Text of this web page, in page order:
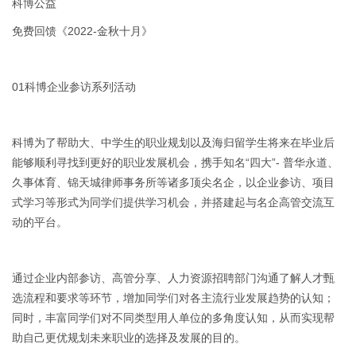
科博公益
免费回馈《2022-金秋十月》
01科博企业参访系列活动
科博为了帮助大、中学生的职业规划以及海归留学生将来在毕业后
能够顺利寻找到更好的职业发展机会，携手知名“四大”- 普华永道、
久事体育、锦天城律师事务所等诸多顶尖名企，以企业参访、项目
式学习等形式为同学们提供学习机会，并搭建起与名企高管交流互
动的平台。
通过企业内部参访、高管分享、人力资源招聘部门沟通了解人才甄
选流程和要求等环节，增加同学们对各主流行业发展趋势的认知；
同时，丰富同学们对不同类型用人单位的多角度认知，从而实现帮
助自己更优规划未来职业的选择及发展的目的。